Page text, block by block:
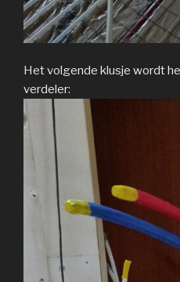
Het volgende klusje wordt
verdeler: